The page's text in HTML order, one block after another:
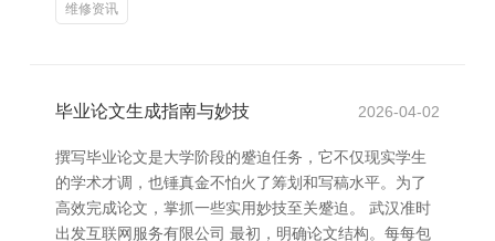
维修资讯
毕业论文生成指南与妙技 2026-04-02
撰写毕业论文是大学阶段的蹙迫任务，它不仅现实学生
的学术才调，也锤真金不怕火了筹划和写稿水平。为了
高效完成论文，掌抓一些实用妙技至关蹙迫。 武汉准时
出发互联网服务有限公司 最初，明确论文结构。每每包